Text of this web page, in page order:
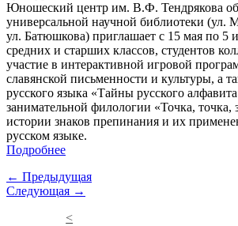
Юношеский центр им. В.Ф. Тендрякова
универсальной научной библиотеки (ул.
ул. Батюшкова) приглашает с 15 мая по 5
средних и старших классов, студентов
участие в интерактивной игровой
славянской письменности и культуры, а
русского языка «Тайны русского
занимательной филологии «Точка, точка,
истории знаков препинания и их
русском языке.
Подробнее
← Предыдущая
Следующая →
<